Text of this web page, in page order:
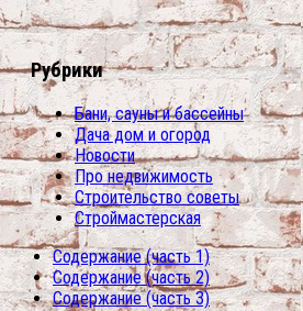
Рубрики
Бани, сауны и бассейны
Дача дом и огород
Новости
Про недвижимость
Строительство советы
Строймастерская
Содержание (часть 1)
Содержание (часть 2)
Содержание (часть 3)